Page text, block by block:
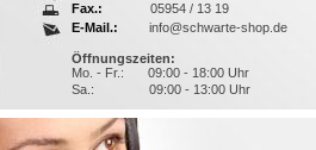
Fax.:
05954 / 13 19
E-Mail.:
info@schwarte-shop.de
Öffnungszeiten:
Mo. - Fr.:
09:00 - 18:00 Uhr
Sa.:
09:00 - 13:00 Uhr